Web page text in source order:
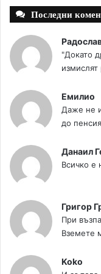
Последни
"Докато
Емилио
Даже не
до
Данаил
Всичко е
Григор
При
Вземете
Koko